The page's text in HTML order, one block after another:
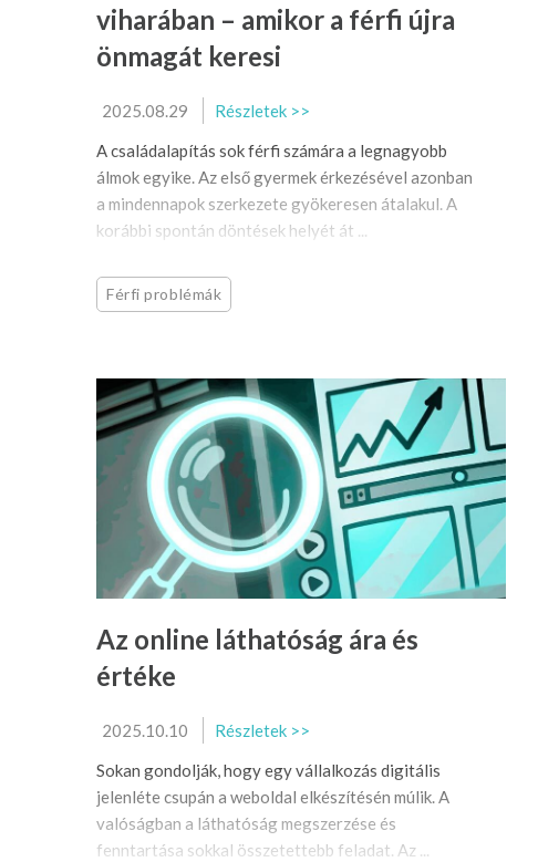
viharában – amikor a férfi újra
önmagát keresi
2025.08.29
Részletek >>
A családalapítás sok férfi számára a legnagyobb
álmok egyike. Az első gyermek érkezésével azonban
a mindennapok szerkezete gyökeresen átalakul. A
korábbi spontán döntések helyét át ...
Férfi problémák
Az online láthatóság ára és
értéke
2025.10.10
Részletek >>
Sokan gondolják, hogy egy vállalkozás digitális
jelenléte csupán a weboldal elkészítésén múlik. A
valóságban a láthatóság megszerzése és
fenntartása sokkal összetettebb feladat. Az ...